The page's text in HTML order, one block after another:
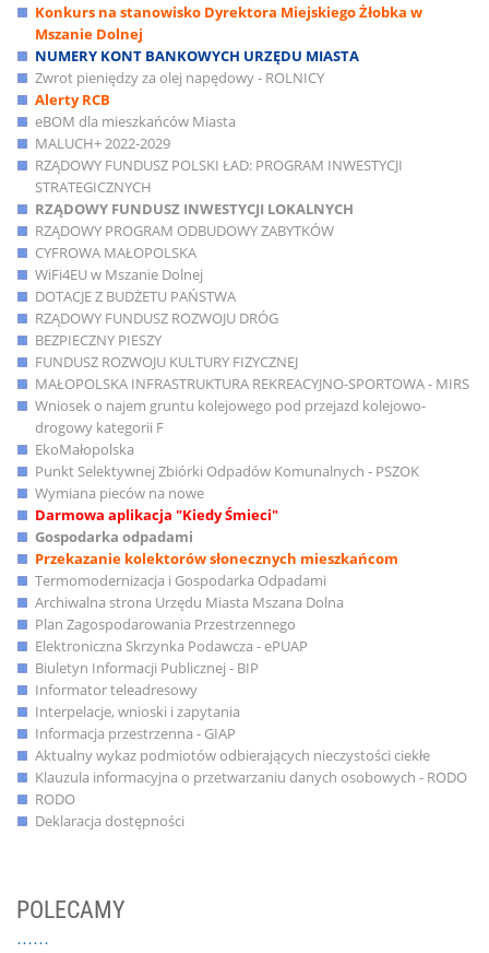
Konkurs na stanowisko Dyrektora Miejskiego Żłobka w
Mszanie Dolnej
NUMERY KONT BANKOWYCH URZĘDU MIASTA
Zwrot pieniędzy za olej napędowy - ROLNICY
Alerty RCB
eBOM dla mieszkańców Miasta
MALUCH+ 2022-2029
RZĄDOWY FUNDUSZ POLSKI ŁAD: PROGRAM INWESTYCJI
STRATEGICZNYCH
RZĄDOWY FUNDUSZ INWESTYCJI LOKALNYCH
RZĄDOWY PROGRAM ODBUDOWY ZABYTKÓW
CYFROWA MAŁOPOLSKA
WiFi4EU w Mszanie Dolnej
DOTACJE Z BUDŻETU PAŃSTWA
RZĄDOWY FUNDUSZ ROZWOJU DRÓG
BEZPIECZNY PIESZY
FUNDUSZ ROZWOJU KULTURY FIZYCZNEJ
MAŁOPOLSKA INFRASTRUKTURA REKREACYJNO-SPORTOWA - MIRS
Wniosek o najem gruntu kolejowego pod przejazd kolejowo-
drogowy kategorii F
EkoMałopolska
Punkt Selektywnej Zbiórki Odpadów Komunalnych - PSZOK
Wymiana pieców na nowe
Darmowa aplikacja "Kiedy Śmieci"
Gospodarka odpadami
Przekazanie kolektorów słonecznych mieszkańcom
Termomodernizacja i Gospodarka Odpadami
Archiwalna strona Urzędu Miasta Mszana Dolna
Plan Zagospodarowania Przestrzennego
Elektroniczna Skrzynka Podawcza - ePUAP
Biuletyn Informacji Publicznej - BIP
Informator teleadresowy
Interpelacje, wnioski i zapytania
Informacja przestrzenna - GIAP
Aktualny wykaz podmiotów odbierających nieczystości ciekłe
Klauzula informacyjna o przetwarzaniu danych osobowych - RODO
RODO
Deklaracja dostępności
POLECAMY